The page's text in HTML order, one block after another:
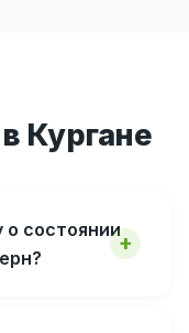
Кургане
о состоянии